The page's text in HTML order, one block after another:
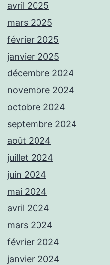
avril 2025
mars 2025
février 2025
janvier 2025
décembre 2024
novembre 2024
octobre 2024
septembre 2024
août 2024
juillet 2024
juin 2024
mai 2024
avril 2024
mars 2024
février 2024
janvier 2024